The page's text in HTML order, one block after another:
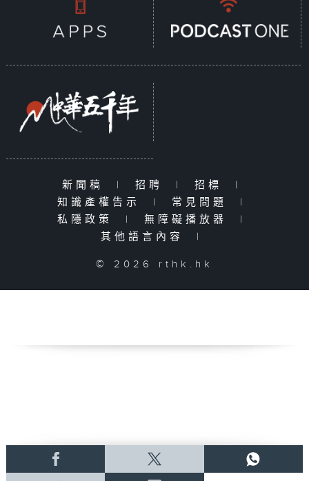
新聞稿 | 招聘 | 招標
|
知識產權告示
| 常見問題
|
私隱政策
| 無障礙播放器
|
其他語言內容
|
© 2026 rthk.hk